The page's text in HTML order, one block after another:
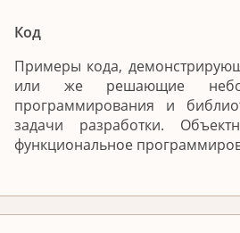
Код
Примеры кода,
или же решающие
программирования и
задачи разработки.
функциональное